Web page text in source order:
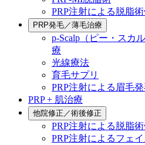
PRP注射による脱脂
PRP発毛／薄毛治療
p-Scalp（ピー・スカ
療
光線療法
育毛サプリ
PRP注射による眉毛
PRP + 肌治療
他院修正／術後修正
PRP注射による脱脂
PRP注射によるフェ